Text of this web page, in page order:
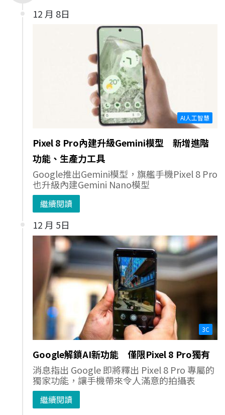
12 月 8日
AI人工智慧
Pixel 8 Pro內建升級Gemini模型 新增進階
功能、生產力工具
Google推出Gemini模型，旗艦手機Pixel 8 Pro
也升級內建Gemini Nano模型
繼續閱讀
12 月 5日
3C
Google解鎖AI新功能 僅限Pixel 8 Pro獨有
消息指出 Google 即將釋出 Pixel 8 Pro 專屬的
獨家功能，讓手機帶來令人滿意的拍攝表
繼續閱讀